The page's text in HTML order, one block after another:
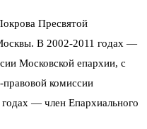
Пресвятой
В 2002-2011 годах —
Московской епархии, с
комиссии
— член Епархиального